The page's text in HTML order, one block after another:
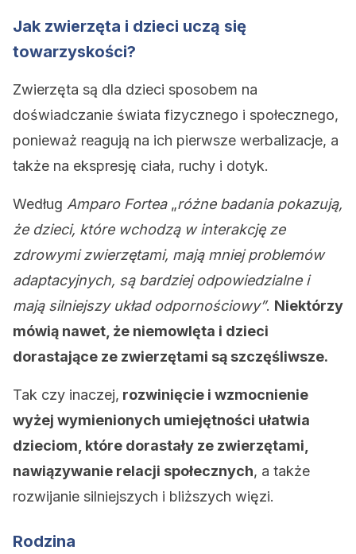
Jak zwierzęta i dzieci uczą się
towarzyskości?
Zwierzęta są dla dzieci sposobem na
doświadczanie świata fizycznego i społecznego,
ponieważ reagują na ich pierwsze werbalizacje, a
także na ekspresję ciała, ruchy i dotyk.
Według Amparo Fortea„różne badania pokazują,
że dzieci, które wchodzą w interakcję ze
zdrowymi zwierzętami, mają mniej problemów
adaptacyjnych, są bardziej odpowiedzialne i
mają silniejszy układ odpornościowy”. Niektórzy
mówią nawet, że niemowlęta i dzieci
dorastające ze zwierzętami są szczęśliwsze.
Tak czy inaczej, rozwinięcie i wzmocnienie
wyżej wymienionych umiejętności ułatwia
dzieciom, które dorastały ze zwierzętami,
nawiązywanie relacji społecznych, a także
rozwijanie silniejszych i bliższych więzi.
Rodzina